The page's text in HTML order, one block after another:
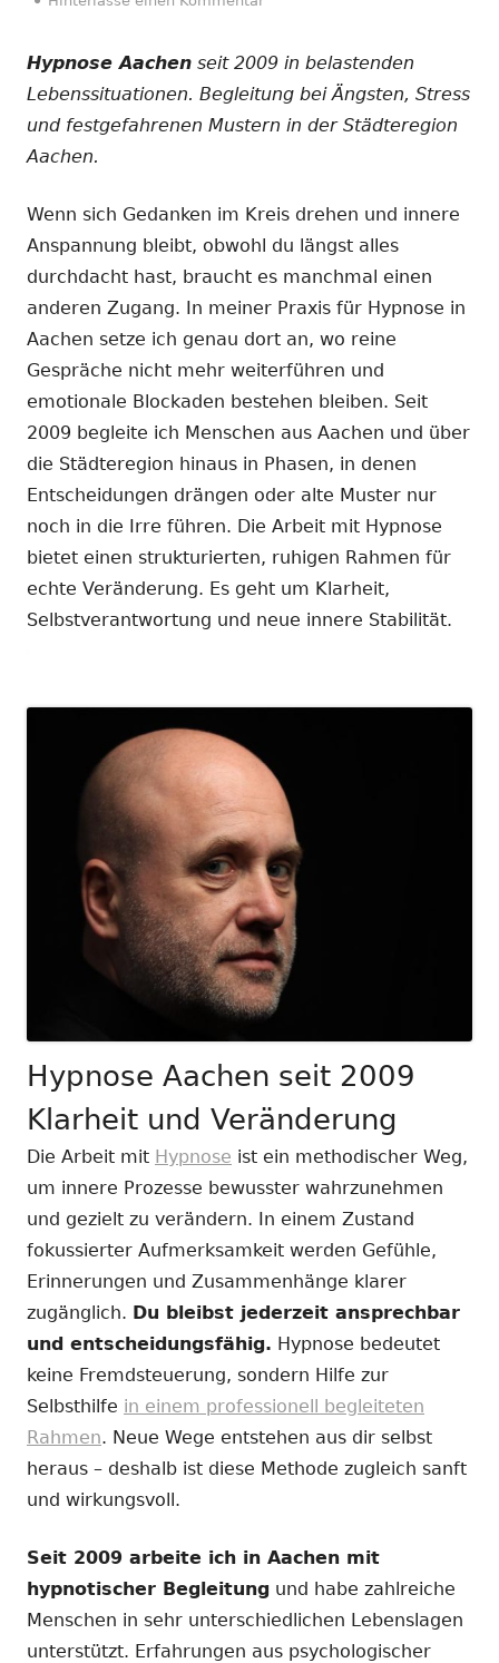
Hypnose Aachen seit 2009 in belastenden
Lebenssituationen. Begleitung bei Ängsten, Stress
und festgefahrenen Mustern in der Städteregion
Aachen.
Wenn sich Gedanken im Kreis drehen und innere
Anspannung bleibt, obwohl du längst alles
durchdacht hast, braucht es manchmal einen
anderen Zugang. In meiner Praxis für Hypnose in
Aachen setze ich genau dort an, wo reine
Gespräche nicht mehr weiterführen und
emotionale Blockaden bestehen bleiben. Seit
2009 begleite ich Menschen aus Aachen und über
die Städteregion hinaus in Phasen, in denen
Entscheidungen drängen oder alte Muster nur
noch in die Irre führen. Die Arbeit mit Hypnose
bietet einen strukturierten, ruhigen Rahmen für
echte Veränderung. Es geht um Klarheit,
Selbstverantwortung und neue innere Stabilität.
Hypnose Aachen seit 2009
Klarheit und Veränderung
Die Arbeit mit Hypnose ist ein methodischer Weg,
um innere Prozesse bewusster wahrzunehmen
und gezielt zu verändern. In einem Zustand
fokussierter Aufmerksamkeit werden Gefühle,
Erinnerungen und Zusammenhänge klarer
zugänglich. Du bleibst jederzeit ansprechbar
und entscheidungsfähig. Hypnose bedeutet
keine Fremdsteuerung, sondern Hilfe zur
Selbsthilfe in einem professionell begleiteten
Rahmen. Neue Wege entstehen aus dir selbst
heraus – deshalb ist diese Methode zugleich sanft
und wirkungsvoll.
Seit 2009 arbeite ich in Aachen mit
hypnotischer Begleitung und habe zahlreiche
Menschen in sehr unterschiedlichen Lebenslagen
unterstützt. Erfahrungen aus psychologischer